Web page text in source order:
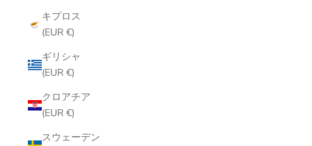
キプロス
(EUR €)
ギリシャ
(EUR €)
クロアチア
(EUR €)
スウェーデン